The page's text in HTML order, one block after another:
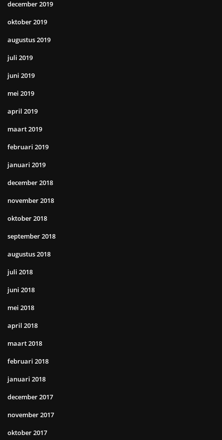
december 2019
oktober 2019
augustus 2019
juli 2019
juni 2019
mei 2019
april 2019
maart 2019
februari 2019
januari 2019
december 2018
november 2018
oktober 2018
september 2018
augustus 2018
juli 2018
juni 2018
mei 2018
april 2018
maart 2018
februari 2018
januari 2018
december 2017
november 2017
oktober 2017